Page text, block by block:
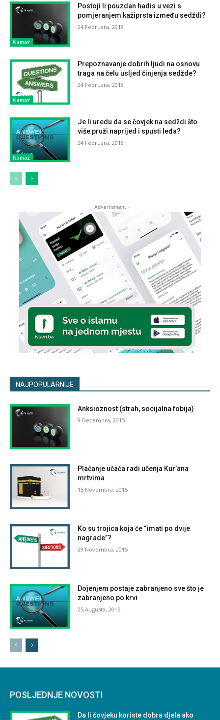
Namaz
Postoji li pouzdan hadis u vezi s
pomjeranjem kažiprsta između sedždi?
24 Februara, 2018
Namaz
Prepoznavanje dobrih ljudi na osnovu
traga na čelu usljed činjenja sedžde?
24 Februara, 2018
Namaz
Je li uredu da se čovjek na sedždi što
više pruži naprijed i spusti leđa?
24 Februara, 2018
- Advertisment -
NAJPOPULARNIJE
Anksioznost (strah, socijalna fobija)
9 Decembra, 2015
Plaćanje učača radi učenja Kur’ana
mrtvima
15 Novembra, 2015
Ko su trojica koja će “imati po dvije
nagrade”?
29 Novembra, 2015
Dojenjem postaje zabranjeno sve što je
zabranjeno po krvi
25 Augusta, 2015
POSLJEDNJE NOVOSTI
Da li čovjeku koriste dobra djela ako